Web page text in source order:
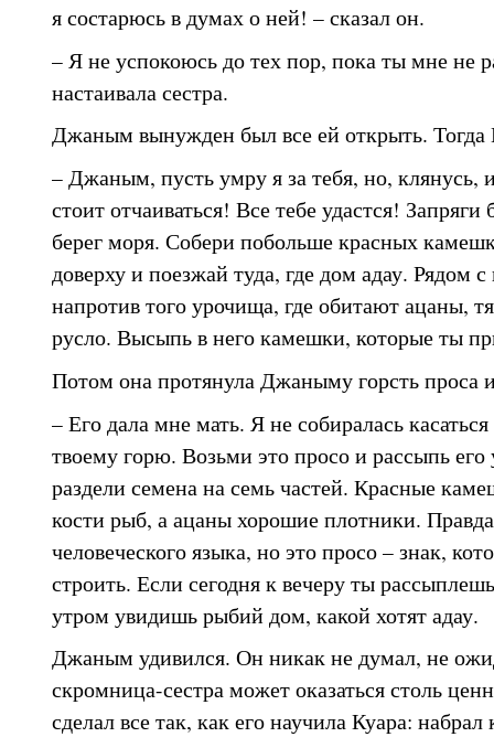
я состарюсь в думах о ней! – сказал он.
– Я не успокоюсь до тех пор, пока ты мне не
настаивала сестра.
Джаным вынужден был все ей открыть. Тогда
– Джаным, пусть умру я за тебя, но, клянусь,
стоит отчаиваться! Все тебе удастся!
берег моря. Собери побольше красных
доверху и поезжай туда, где дом адау. Рядом
напротив того урочища, где обитают ацаны,
русло. Высыпь в него камешки, которые ты
Потом она протянула Джаныму горсть проса
– Его дала мне мать. Я не собиралась
твоему горю. Возьми это просо и рассыпь его
раздели семена на семь частей. Красные
кости рыб, а ацаны хорошие плотники.
человеческого языка, но это просо – знак,
строить. Если сегодня к вечеру ты
утром увидишь рыбий дом, какой хотят адау.
Джаным удивился. Он никак не думал, не
скромница-сестра может оказаться столь
сделал все так, как его научила Куара: